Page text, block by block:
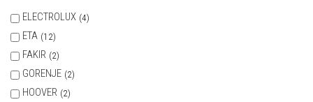
ELECTROLUX 4
ETA 12
FAKIR 2
GORENJE 2
HOOVER 2